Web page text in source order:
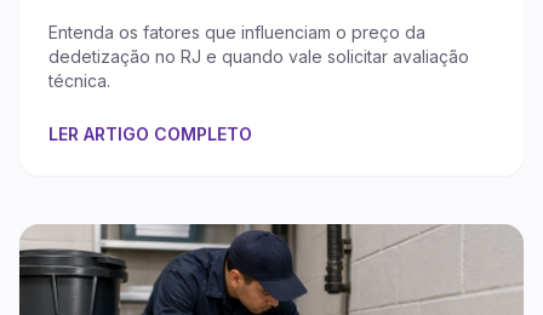
Entenda os fatores que influenciam o preço da
dedetização no RJ e quando vale solicitar avaliação
técnica.
LER ARTIGO COMPLETO